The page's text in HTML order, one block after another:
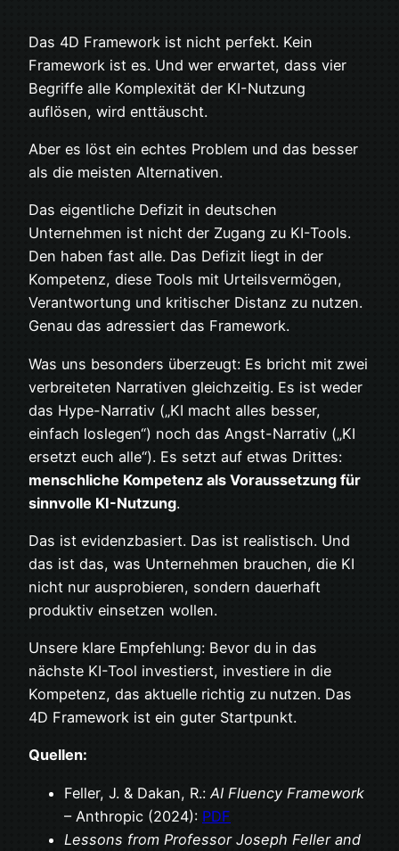
Das 4D Framework ist nicht perfekt. Kein
Framework ist es. Und wer erwartet, dass vier
Begriffe alle Komplexität der KI-Nutzung
auflösen, wird enttäuscht.
Aber es löst ein echtes Problem und das besser
als die meisten Alternativen.
Das eigentliche Defizit in deutschen
Unternehmen ist nicht der Zugang zu KI-Tools.
Den haben fast alle. Das Defizit liegt in der
Kompetenz, diese Tools mit Urteilsvermögen,
Verantwortung und kritischer Distanz zu nutzen.
Genau das adressiert das Framework.
Was uns besonders überzeugt: Es bricht mit zwei
verbreiteten Narrativen gleichzeitig. Es ist weder
das Hype-Narrativ („KI macht alles besser,
einfach loslegen“) noch das Angst-Narrativ („KI
ersetzt euch alle“). Es setzt auf etwas Drittes:
menschliche Kompetenz als Voraussetzung für
sinnvolle KI-Nutzung.
Das ist evidenzbasiert. Das ist realistisch. Und
das ist das, was Unternehmen brauchen, die KI
nicht nur ausprobieren, sondern dauerhaft
produktiv einsetzen wollen.
Unsere klare Empfehlung: Bevor du in das
nächste KI-Tool investierst, investiere in die
Kompetenz, das aktuelle richtig zu nutzen. Das
4D Framework ist ein guter Startpunkt.
Quellen:
Feller, J. & Dakan, R.: AI Fluency Framework
– Anthropic (2024): PDF
Lessons from Professor Joseph Feller and